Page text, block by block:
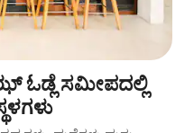
ಓಡ್ಲೆ ಸಮೀಪದಲ್ಲಿ